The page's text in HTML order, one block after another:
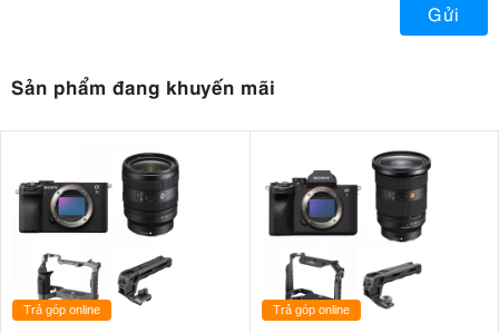
Gửi
Sản phẩm đang khuyến mãi
Trả góp online Trả góp online